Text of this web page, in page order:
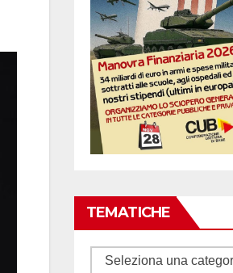
TEMATICHE
Tematiche